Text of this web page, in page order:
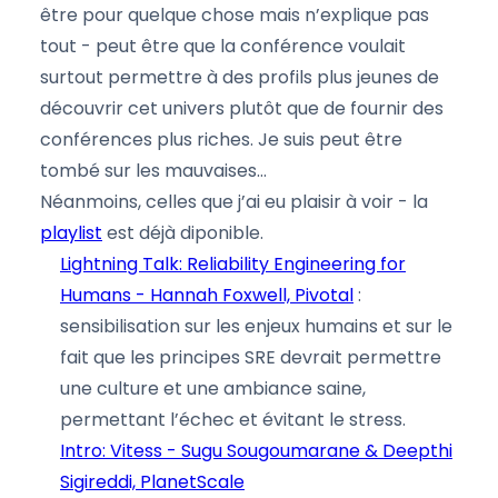
être pour quelque chose mais n’explique pas
tout - peut être que la conférence voulait
surtout permettre à des profils plus jeunes de
découvrir cet univers plutôt que de fournir des
conférences plus riches. Je suis peut être
tombé sur les mauvaises…
Néanmoins, celles que j’ai eu plaisir à voir - la
playlist est déjà diponible.
Lightning Talk: Reliability Engineering for
Humans - Hannah Foxwell, Pivotal:
sensibilisation sur les enjeux humains et sur le
fait que les principes SRE devrait permettre
une culture et une ambiance saine,
permettant l’échec et évitant le stress.
Intro: Vitess - Sugu Sougoumarane & Deepthi
Sigireddi, PlanetScale